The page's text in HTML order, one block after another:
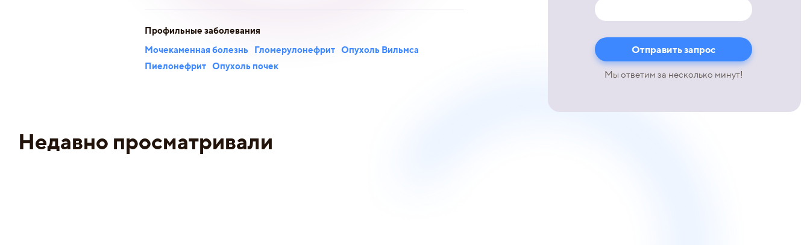
Мы ответим за несколько минут!
Профильные заболевания
Мочекаменная болезнь
Гломерулонефрит Опухоль Вильмса
Пиелонефрит Опухоль почек
Недавно просматривали